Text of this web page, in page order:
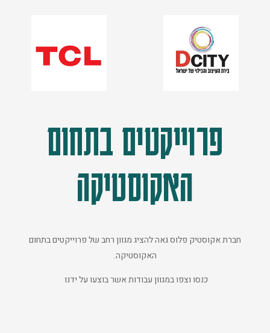
פרוייקטים בתחום
האקוסטיקה
חברת אקוסטיק פלוס גאה להציג מגוון רחב של פרוייקטים בתחום
האקוסטיקה.
כנסו וצפו במגוון עבודות אשר בוצעו על ידנו